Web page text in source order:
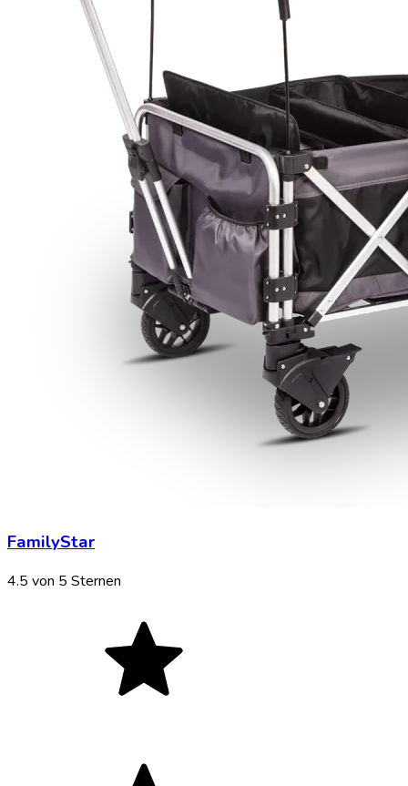
FamilyStar
4.5 von 5 Sternen